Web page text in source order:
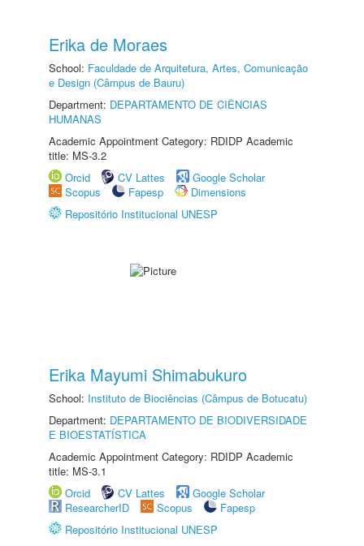
Erika de Moraes
School: Faculdade de Arquitetura, Artes, Comunicação
e Design (Câmpus de Bauru)
Department: DEPARTAMENTO DE CIÊNCIAS
HUMANAS
Academic Appointment Category: RDIDP Academic
title: MS-3.2
Orcid
CV Lattes
Google Scholar
Scopus
Fapesp
Dimensions
Repositório Institucional UNESP
Erika Mayumi Shimabukuro
School: Instituto de Biociências (Câmpus de Botucatu)
Department: DEPARTAMENTO DE BIODIVERSIDADE
E BIOESTATÍSTICA
Academic Appointment Category: RDIDP Academic
title: MS-3.1
Orcid
CV Lattes
Google Scholar
ResearcherID
Scopus
Fapesp
Repositório Institucional UNESP